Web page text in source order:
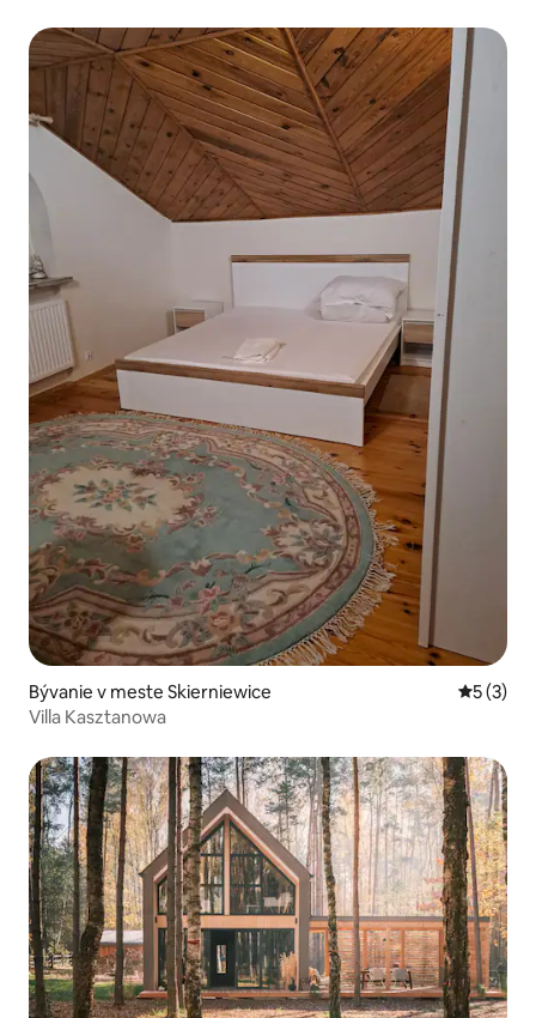
Bývanie v meste Skierniewice
5 (3)
Villa Kasztanowa